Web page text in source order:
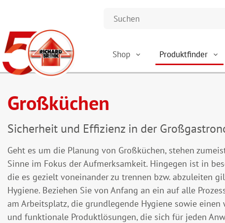
Shop Produktfinder
Großküchen
Sicherheit und Effizienz in der
Geht es um die Planung von Großküchen, stehen
Sinne im Fokus der Aufmerksamkeit. Hingegen ist in
die es gezielt voneinander zu trennen bzw. abzuleiten
Hygiene. Beziehen Sie von Anfang an ein auf alle
am Arbeitsplatz, die grundlegende Hygiene sowie
und funktionale Produktlösungen, die sich für jeden